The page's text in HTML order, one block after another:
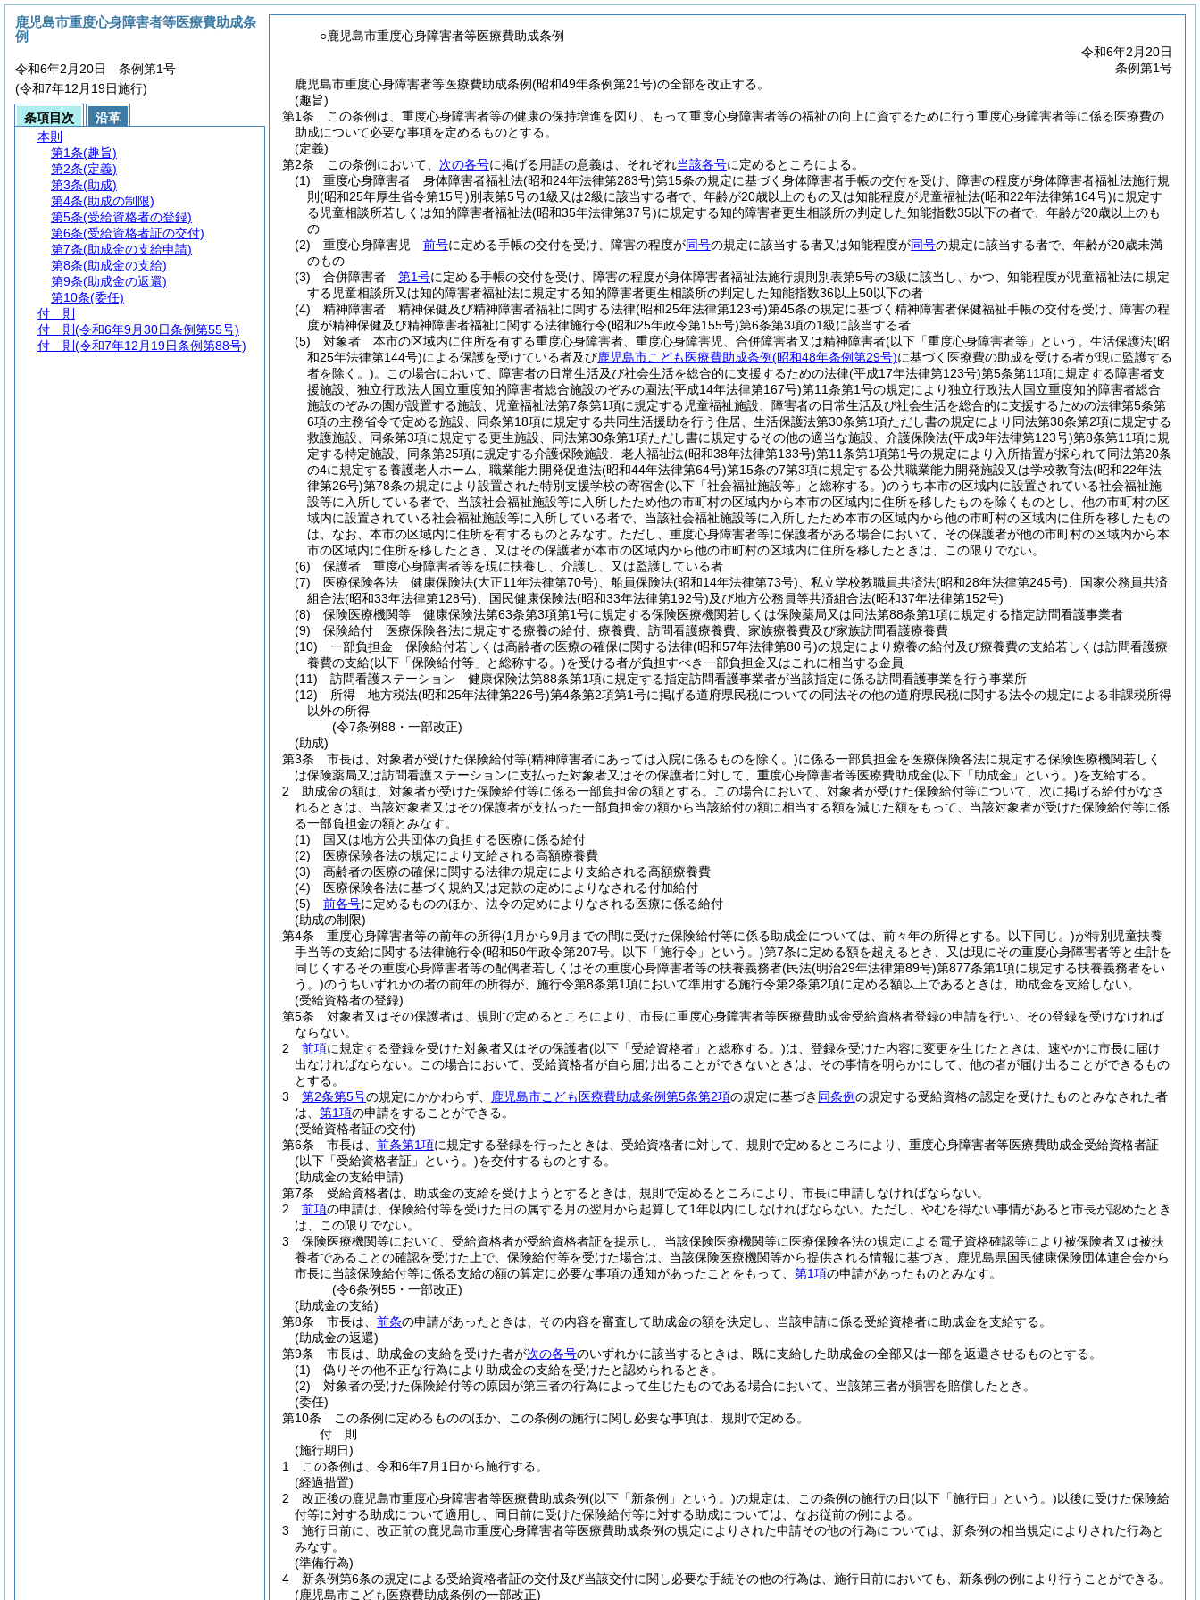
○鹿児島市重度心身障害者等医療費助成条例
令和6年2月20日
条例第1号
鹿児島市重度心身障害者等医療費助成条例(昭和49年条例第21号)の全部を改正する。
(趣旨)
第1条
この条例は、重度心身障害者等の健康の保持増進を図り、もって重度心身障害者等の福祉の向上に資するために行う重度心身障害者等に係る医療費の
助成について必要な事項を定めるものとする。
(定義)
第2条
この条例において、 次の各号に掲げる用語の意義は、それぞれ当該各号に定めるところによる。
(1)
重度心身障害者 身体障害者福祉法(昭和24年法律第283号)第15条の規定に基づく身体障害者手帳の交付を受け、障害の程度が身体障害者福祉法施行規
則 (昭和25年厚生省令第15号)別表第5号の1級又は2級に該当する者で、年齢が20歳以上のもの又は知能程度が児童福祉法(昭和22年法律第164号)に規定す
る児童相談所若しくは知的障害者福祉法(昭和35年法律第37号)に規定する知的障害者更生相談所の判定した知能指数35以下の者で、年齢が20歳以上のも
の
(2)
重度心身障害児 前号に定める手帳の交付を受け、障害の程度が同号の規定に該当する者又は知能程度が同号の規定に該当する者で、年齢が20歳未満
のもの
(3)
合併障害者 第1号に定める手帳の交付を受け、障害の程度が身体障害者福祉法施行規則別表第5号の3級に該当し、かつ、知能程度が児童福祉法に規定
する児童相談所又は知的障害者福祉法に規定する知的障害者更生相談所の判定した知能指数36以上50以下の者
(4)
精神障害者 精神保健及び精神障害者福祉に関する法律(昭和25年法律第123号)第45条の規定に基づく精神障害者保健福祉手帳の交付を受け、障害の程
度が精神保健及び精神障害者福祉に関する法律施行令(昭和25年政令第155号)第6条第3項の1級に該当する者
(5)
対象者 本市の区域内に住所を有する重度心身障害者、重度心身障害児、合併障害者又は精神障害者(以下「重度心身障害者等」という。生活保護法(昭
和25年法律第144号)による保護を受けている者及び鹿児島市こども医療費助成条例(昭和48年条例第29号)に基づく医療費の助成を受ける者が現に監護する
者を除く。)。 この場合において、障害者の日常生活及び社会生活を総合的に支援するための法律(平成17年法律第123号)第5条第11項に規定する障害者支
援施設、独立行政法人国立重度知的障害者総合施設のぞみの園法(平成14年法律第167号)第11条第1号の規定により独立行政法人国立重度知的障害者総合
施設のぞみの園が設置する施設、児童福祉法第7条第1項に規定する児童福祉施設、障害者の日常生活及び社会生活を総合的に支援するための法律第5条第
6項の主務省令で定める施設、同条第18項に規定する共同生活援助を行う住居、生活保護法第30条第1項ただし書の規定により同法第38条第2項に規定する
救護施設、同条第3項に規定する更生施設、同法第30条第1項ただし書に規定するその他の適当な施設、介護保険法(平成9年法律第123号)第8条第11項に規
定する特定施設、同条第25項に規定する介護保険施設、老人福祉法(昭和38年法律第133号)第11条第1項第1号の規定により入所措置が採られて同法第20条
の4に規定する養護老人ホーム、職業能力開発促進法(昭和44年法律第64号)第15条の7第3項に規定する公共職業能力開発施設又は学校教育法(昭和22年法
律第26号)第78条の規定により設置された特別支援学校の寄宿舎(以下「社会福祉施設等」と総称する。)のうち本市の区域内に設置されている社会福祉施
設等に入所している者で、当該社会福祉施設等に入所したため他の市町村の区域内から本市の区域内に住所を移したものを除くものとし、他の市町村の区
域内に設置されている社会福祉施設等に入所している者で、当該社会福祉施設等に入所したため本市の区域内から他の市町村の区域内に住所を移したもの
は、なお、本市の区域内に住所を有するものとみなす。 ただし、重度心身障害者等に保護者がある場合において、その保護者が他の市町村の区域内から本
市の区域内に住所を移したとき、又はその保護者が本市の区域内から他の市町村の区域内に住所を移したときは、この限りでない。
(6)
保護者 重度心身障害者等を現に扶養し、介護し、又は監護している者
(7)
医療保険各法 健康保険法(大正11年法律第70号) 、船員保険法(昭和14年法律第73号) 、私立学校教職員共済法(昭和28年法律第245号) 、国家公務員共済
組合法(昭和33年法律第128号) 、国民健康保険法(昭和33年法律第192号)及び地方公務員等共済組合法(昭和37年法律第152号)
(8)
保険医療機関等 健康保険法第63条第3項第1号に規定する保険医療機関若しくは保険薬局又は同法第88条第1項に規定する指定訪問看護事業者
(9)
保険給付 医療保険各法に規定する療養の給付、療養費、訪問看護療養費、家族療養費及び家族訪問看護療養費
(10)
一部負担金 保険給付若しくは高齢者の医療の確保に関する法律(昭和57年法律第80号)の規定により療養の給付及び療養費の支給若しくは訪問看護療
養費の支給(以下「保険給付等」と総称する。)を受ける者が負担すべき一部負担金又はこれに相当する金員
(11)
訪問看護ステーション 健康保険法第88条第1項に規定する指定訪問看護事業者が当該指定に係る訪問看護事業を行う事業所
(12)
所得 地方税法(昭和25年法律第226号)第4条第2項第1号に掲げる道府県民税についての同法その他の道府県民税に関する法令の規定による非課税所得
以外の所得
(令7条例88・一部改正)
(助成)
第3条
市長は、対象者が受けた保険給付等(精神障害者にあっては入院に係るものを除く。)に係る一部負担金を医療保険各法に規定する保険医療機関若しく
は保険薬局又は訪問看護ステーションに支払った対象者又はその保護者に対して、重度心身障害者等医療費助成金(以下「助成金」という。)を支給する。
2
助成金の額は、対象者が受けた保険給付等に係る一部負担金の額とする。
この場合において、対象者が受けた保険給付等について、次に掲げる給付がなさ
れるときは、当該対象者又はその保護者が支払った一部負担金の額から当該給付の額に相当する額を減じた額をもって、当該対象者が受けた保険給付等に係
る一部負担金の額とみなす。
(1)
国又は地方公共団体の負担する医療に係る給付
(2)
医療保険各法の規定により支給される高額療養費
(3)
高齢者の医療の確保に関する法律の規定により支給される高額療養費
(4)
医療保険各法に基づく規約又は定款の定めによりなされる付加給付
(5)
前各号に定めるもののほか、法令の定めによりなされる医療に係る給付
(助成の制限)
第4条
重度心身障害者等の前年の所得(1月から9月までの間に受けた保険給付等に係る助成金については、前々年の所得とする。以下同じ。)が特別児童扶養
手当等の支給に関する法律施行令(昭和50年政令第207号。以下「施行令」という。)第7条に定める額を超えるとき、又は現にその重度心身障害者等と生計を
同じくするその重度心身障害者等の配偶者若しくはその重度心身障害者等の扶養義務者(民法(明治29年法律第89号)第877条第1項に規定する扶養義務者をい
う。)のうちいずれかの者の前年の所得が、施行令第8条第1項において準用する施行令第2条第2項に定める額以上であるときは、助成金を支給しない。
(受給資格者の登録)
第5条
対象者又はその保護者は、規則で定めるところにより、市長に重度心身障害者等医療費助成金受給資格者登録の申請を行い、その登録を受けなければ
ならない。
2
前項に規定する登録を受けた対象者又はその保護者(以下「受給資格者」と総称する。)は、登録を受けた内容に変更を生じたときは、速やかに市長に届け
出なければならない。
この場合において、受給資格者が自ら届け出ることができないときは、その事情を明らかにして、他の者が届け出ることができるもの
とする。
3
第2条第5号の規定にかかわらず、 鹿児島市こども医療費助成条例第5条第2項の規定に基づき 同条例の規定する受給資格の認定を受けたものとみなされた者
は、 第1項の申請をすることができる。
(受給資格者証の交付)
第6条
市長は、 前条第1項に規定する登録を行ったときは、受給資格者に対して、規則で定めるところにより、重度心身障害者等医療費助成金受給資格者証
(以下「受給資格者証」という。)を交付するものとする。
(助成金の支給申請)
第7条
受給資格者は、助成金の支給を受けようとするときは、規則で定めるところにより、市長に申請しなければならない。
2
前項の申請は、保険給付等を受けた日の属する月の翌月から起算して1年以内にしなければならない。 ただし、やむを得ない事情があると市長が認めたとき
は、この限りでない。
3
保険医療機関等において、受給資格者が受給資格者証を提示し、当該保険医療機関等に医療保険各法の規定による電子資格確認等により被保険者又は被扶
養者であることの確認を受けた上で、保険給付等を受けた場合は、当該保険医療機関等から提供される情報に基づき、鹿児島県国民健康保険団体連合会から
市長に当該保険給付等に係る支給の額の算定に必要な事項の通知があったことをもって、 第1項の申請があったものとみなす。
(令6条例55・一部改正)
(助成金の支給)
第8条
市長は、 前条の申請があったときは、その内容を審査して助成金の額を決定し、当該申請に係る受給資格者に助成金を支給する。
(助成金の返還)
第9条
市長は、助成金の支給を受けた者が次の各号のいずれかに該当するときは、既に支給した助成金の全部又は一部を返還させるものとする。
(1)
偽りその他不正な行為により助成金の支給を受けたと認められるとき。
(2)
対象者の受けた保険給付等の原因が第三者の行為によって生じたものである場合において、当該第三者が損害を賠償したとき。
(委任)
第10条
この条例に定めるもののほか、この条例の施行に関し必要な事項は、規則で定める。
付 則
(施行期日)
1
この条例は、令和6年7月1日から施行する。
(経過措置)
2
改正後の鹿児島市重度心身障害者等医療費助成条例(以下「新条例」という。)の規定は、この条例の施行の日(以下「施行日」という。)以後に受けた保険給
付等に対する助成について適用し、同日前に受けた保険給付等に対する助成については、なお従前の例による。
3
施行日前に、改正前の鹿児島市重度心身障害者等医療費助成条例の規定によりされた申請その他の行為については、新条例の相当規定によりされた行為と
みなす。
(準備行為)
4
新条例第6条の規定による受給資格者証の交付及び当該交付に関し必要な手続その他の行為は、施行日前においても、新条例の例により行うことができる。
(鹿児島市こども医療費助成条例の一部改正)
鹿児島市重度心身障害者等医療費助成条
例
令和6年2月20日 条例第1号
(令和7年12月19日施行)
条項目次
沿革
本則
第1条(趣旨)
第2条(定義)
第3条(助成)
第4条(助成の制限)
第5条(受給資格者の登録)
第6条(受給資格者証の交付)
第7条(助成金の支給申請)
第8条(助成金の支給)
第9条(助成金の返還)
第10条(委任)
付 則
付 則 (令和6年9月30日条例第55号)
付 則 (令和7年12月19日条例第88号)